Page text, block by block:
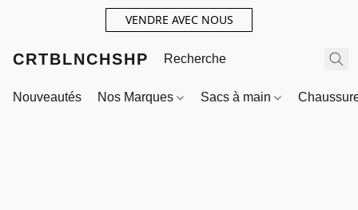
VENDRE AVEC NOUS
CRTBLNCHSHP
Nouveautés Nos Marques Sacs à main